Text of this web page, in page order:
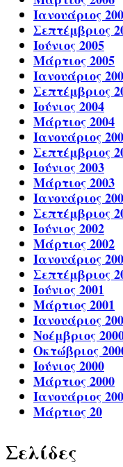
Ιανουάριος
Σεπτέμβριος
Ιούνιος 2005
Μάρτιος 2005
Ιανουάριος
Σεπτέμβριος
Ιούνιος 2004
Μάρτιος 2004
Ιανουάριος
Σεπτέμβριος
Ιούνιος 2003
Μάρτιος 2003
Ιανουάριος
Σεπτέμβριος
Ιούνιος 2002
Μάρτιος 2002
Ιανουάριος
Σεπτέμβριος
Ιούνιος 2001
Μάρτιος 2001
Ιανουάριος
Νοέμβριος
Οκτώβριος
Ιούνιος 2000
Μάρτιος 2000
Ιανουάριος
Μάρτιος 20
Σελίδες